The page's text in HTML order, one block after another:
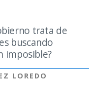
trata de
buscando
imposible?
LOREDO